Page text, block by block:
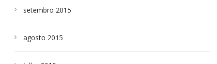
setembro 2015
agosto 2015